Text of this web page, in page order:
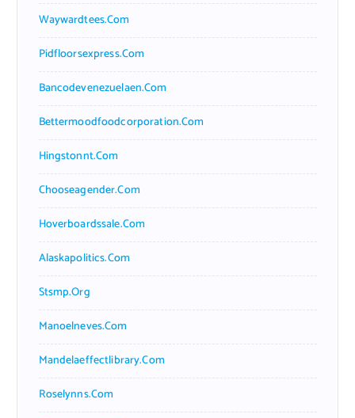
Waywardtees.com
Pidfloorsexpress.com
Bancodevenezuelaen.com
Bettermoodfoodcorporation.com
Hingstonnt.com
Chooseagender.com
Hoverboardssale.com
Alaskapolitics.com
Stsmp.org
Manoelneves.com
Mandelaeffectlibrary.com
Roselynns.com